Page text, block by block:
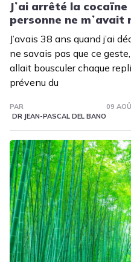
Jʼai arrêté la cocaïne
personne ne mʼavait
J’avais 38 ans quand j’ai
ne savais pas que ce
allait bousculer chaque
prévenu du
PAR
DR JEAN-PASCAL DEL BANO
09